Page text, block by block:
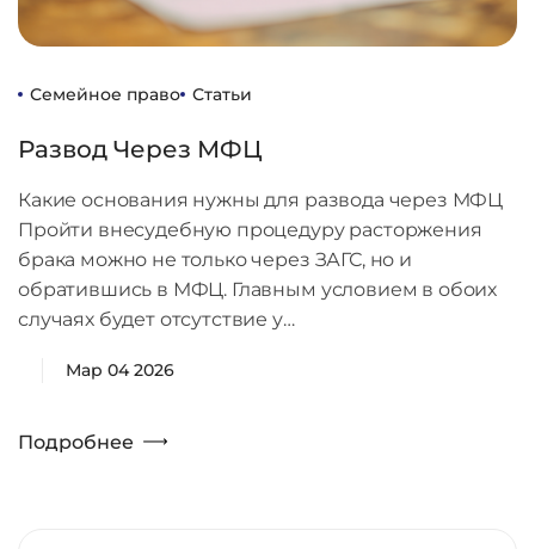
Семейное право Статьи
Развод Через МФЦ
Какие основания нужны для развода через МФЦ
Пройти внесудебную процедуру расторжения
брака можно не только через ЗАГС, но и
обратившись в МФЦ. Главным условием в обоих
случаях будет отсутствие у…
Мар 04 2026
Подробнее